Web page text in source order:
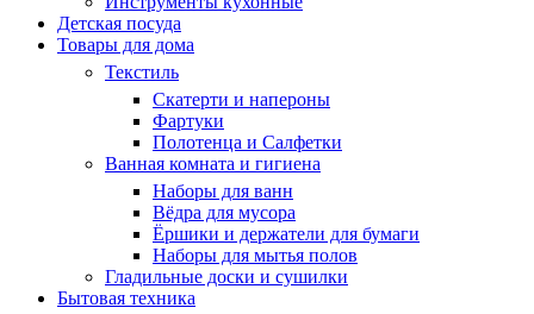
Детская посуда
Товары для дома
Текстиль
Скатерти и напероны
Фартуки
Полотенца и Салфетки
Ванная комната и гигиена
Наборы для ванн
Вёдра для мусора
Ёршики и держатели для бумаги
Наборы для мытья полов
Гладильные доски и сушилки
Бытовая техника